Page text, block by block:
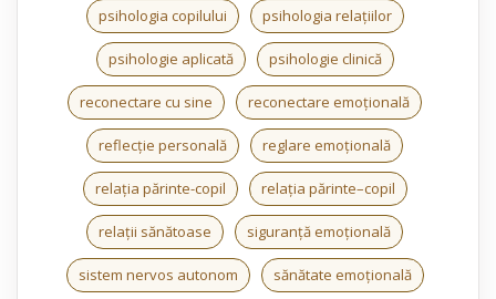
psihologia copilului psihologia relațiilor
psihologie aplicată psihologie clinică
reconectare cu sine reconectare emoțională
reflecție personală reglare emoțională
relația părinte-copil relația părinte–copil
relații sănătoase siguranță emoțională
sistem nervos autonom sănătate emoțională